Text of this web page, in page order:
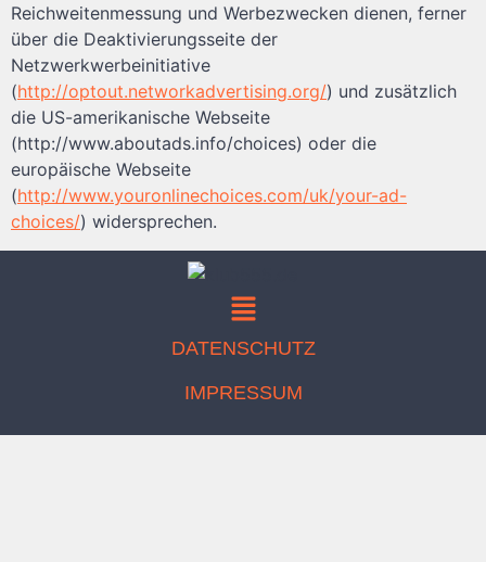
Reichweitenmessung und Werbezwecken dienen, ferner
über die Deaktivierungsseite der
Netzwerkwerbeinitiative
(http://optout.networkadvertising.org/) und zusätzlich
die US-amerikanische Webseite
(http://www.aboutads.info/choices) oder die
europäische Webseite
(http://www.youronlinechoices.com/uk/your-ad-
choices/) widersprechen.
DATENSCHUTZ
IMPRESSUM